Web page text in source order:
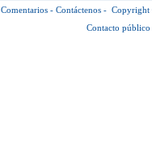
Comentarios - Contáctenos -
Contacto público